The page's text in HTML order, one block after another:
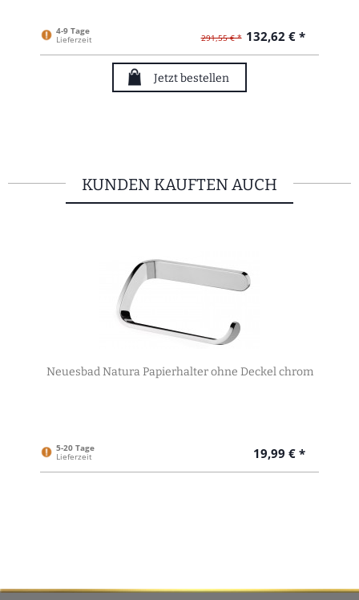
4-9 Tage
Lieferzeit 291,55 € * 132,62 € *
Jetzt bestellen
KUNDEN KAUFTEN AUCH
Neuesbad Natura Papierhalter ohne Deckel chrom
5-20 Tage
Lieferzeit 19,99 € *